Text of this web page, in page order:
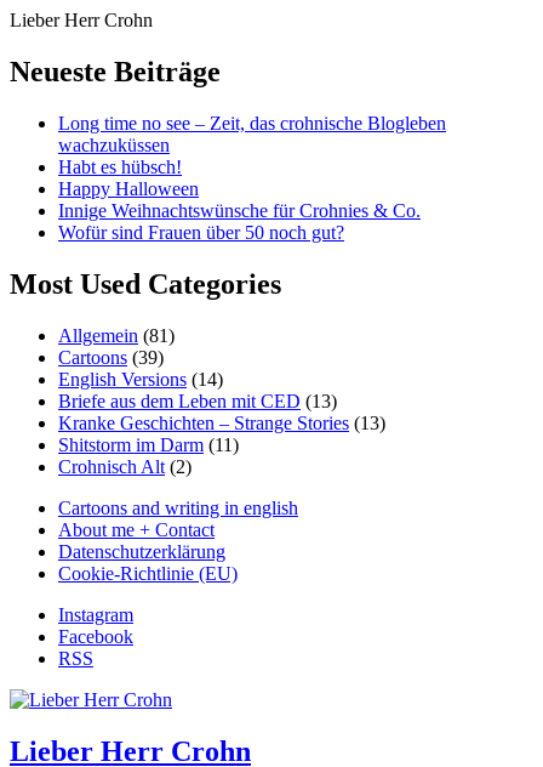
Skip
content
Lieber Herr Crohn
Neueste Beiträge
Long time no see – Zeit, das crohnische Blogleben
wachzuküssen
Habt es hübsch!
Happy Halloween
Innige Weihnachtswünsche für Crohnies & Co.
Wofür sind Frauen über 50 noch gut?
Most Used Categories
Allgemein (81)
Cartoons (39)
English Versions (14)
Briefe aus dem Leben mit CED (13)
Kranke Geschichten – Strange Stories (13)
Shitstorm im Darm (11)
Crohnisch Alt (2)
Cartoons and writing in english
About me + Contact
Datenschutzerklärung
Cookie-Richtlinie (EU)
Instagram
Facebook
RSS
Lieber Herr Crohn